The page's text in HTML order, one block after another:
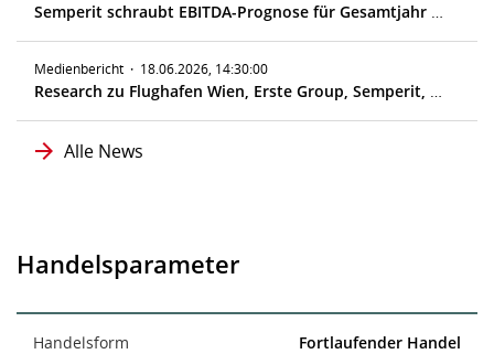
Semperit schraubt EBITDA-Prognose für Gesamtjahr 2026 hoch
Medienbericht · 18.06.2026, 14:30:00
Research zu Flughafen Wien, Erste Group, Semperit, Palfinger
Alle News
Handelsparameter
Handelsform Fortlaufender Handel